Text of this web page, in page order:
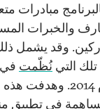
مبادرات
والخبرات
وقد يشمل
التي نُظّمت
كوسوفو في العام
في تطبيق